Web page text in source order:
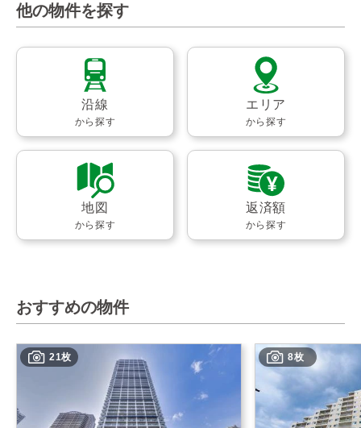
他の物件を探す
沿線
から探す
エリア
から探す
地図
から探す
返済額
から探す
おすすめの物件
21枚 8枚